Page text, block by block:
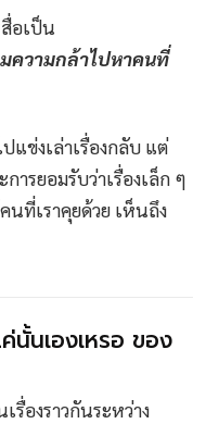
อเป็น
มความกล้าไปหาคนที่
ข่งเล่าเรื่องกลับ แต่
ารยอมรับว่าเรื่องเล็ก ๆ
ที่เราคุยด้วย เห็นถึง
นเองเหรอ ของ
รื่องราวกันระหว่าง